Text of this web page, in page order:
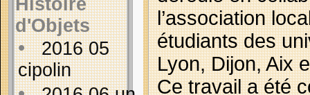
Histoire
d'Objets
•2016 05
cipolin
l’association
étudiants des
Lyon, Dijon, Aix
Ce travail a été